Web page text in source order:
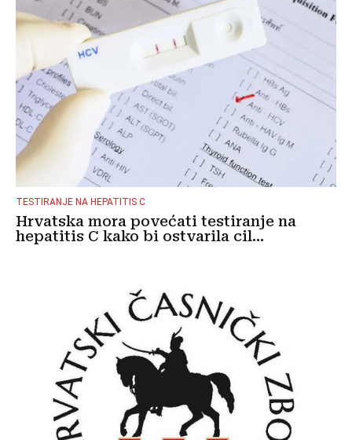
TESTIRANJE NA HEPATITIS C
Hrvatska mora povećati testiranje na
hepatitis C kako bi ostvarila cil...